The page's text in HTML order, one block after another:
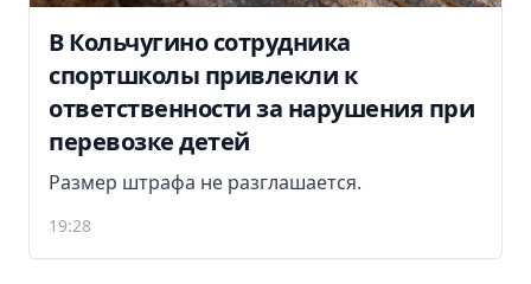
В Кольчугино сотрудника
спортшколы привлекли к
ответственности за нарушения при
перевозке детей
Размер штрафа не разглашается.
19:28